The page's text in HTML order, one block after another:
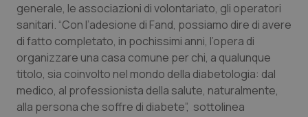
Piemonte
Provincia Autonoma di Bolzano
Provincia Autonoma di Trento
HIV
Infezioni & Febbre
Ipertensione & Scompenso
generale, le associazioni di volontariato, gli operatori
sanitari. “Con l’adesione di Fand, possiamo dire di avere
di fatto completato, in pochissimi anni, l’opera di
organizzare una casa comune per chi, a qualunque
titolo, sia coinvolto nel mondo della diabetologia: dal
medico, al professionista della salute, naturalmente,
alla persona che soffre di diabete”, sottolinea